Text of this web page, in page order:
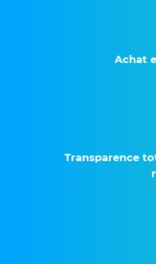
Achat
Transparence